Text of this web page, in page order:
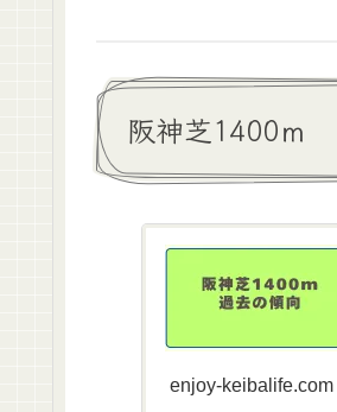
阪神芝1400ｍ
enjoy-keibalife.com